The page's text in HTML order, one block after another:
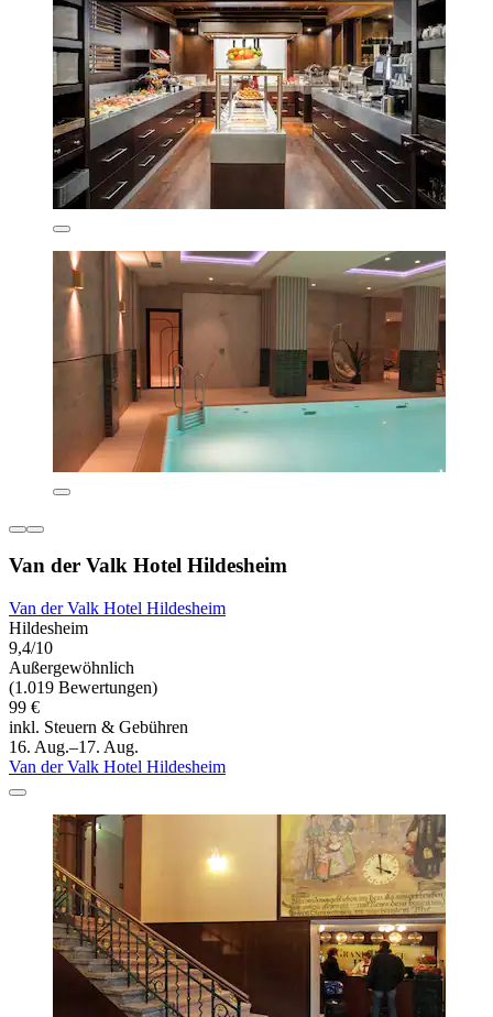
Van der Valk Hotel Hildesheim
Van der Valk Hotel Hildesheim
Hildesheim
9,4/10
Außergewöhnlich
(1.019 Bewertungen)
99 €
inkl. Steuern & Gebühren
16. Aug.–17. Aug.
Van der Valk Hotel Hildesheim